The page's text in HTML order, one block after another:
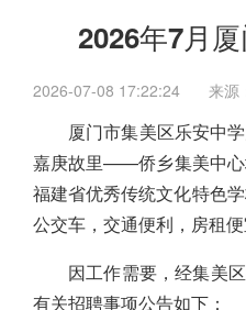
2026年7月
2026-07-08 17:22:24 来源
厦门市集美区乐安中
嘉庚故里——侨乡集美中心
福建省优秀传统文化特色
公交车，交通便利，房租便
因工作需要，经集美
有关招聘事项公告如下：